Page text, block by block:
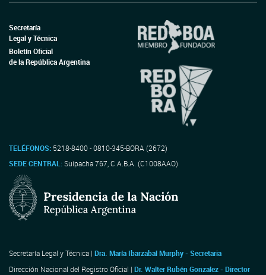
Secretaría
Legal y Técnica
Boletín Oficial
de la República Argentina
TELÉFONOS: 5218-8400 - 0810-345-BORA (2672)
SEDE CENTRAL:Suipacha 767, C.A.B.A. (C1008AAO)
Secretaría Legal y Técnica | Dra. María Ibarzabal Murphy - Secretaria
Dirección Nacional del Registro Oficial | Dr. Walter Rubén Gonzalez - Director